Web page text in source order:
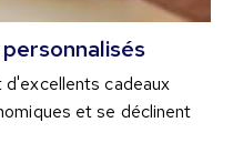
cadeaux
et se déclinent